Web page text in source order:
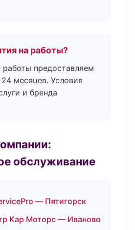
на работы?
предоставляем
месяцев. Условия
и бренда
обслуживание
— Пятигорск
Кар Моторс — Иваново